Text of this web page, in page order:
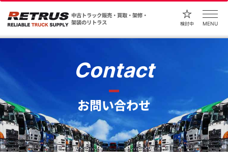
中古トラック販売・買取・架修・
架装のリトラス
検討中 MENU
Contact
お問い合わせ